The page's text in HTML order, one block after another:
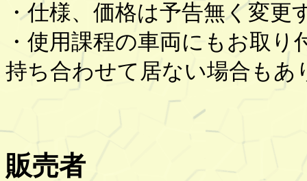
・仕様、価格は予告無く変更
・使用課程の車両にもお取
持ち合わせて居ない場合もあ
販売者